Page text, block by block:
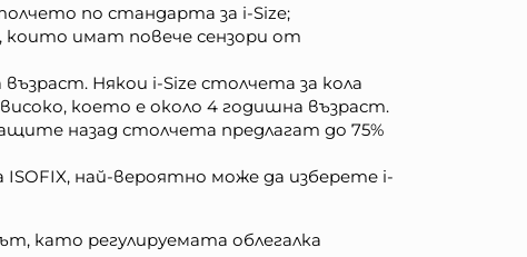
по стандарта за i-Size;
които имат повече сензори от
Някои i-Size столчета за кола
което е около 4 годишна възраст.
назад столчета предлагат до 75%
най-вероятно може да изберете i-
като регулируемата облегалка